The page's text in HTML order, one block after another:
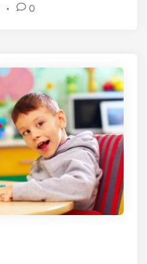
a
n
y
a
n
g
m
e
• 0